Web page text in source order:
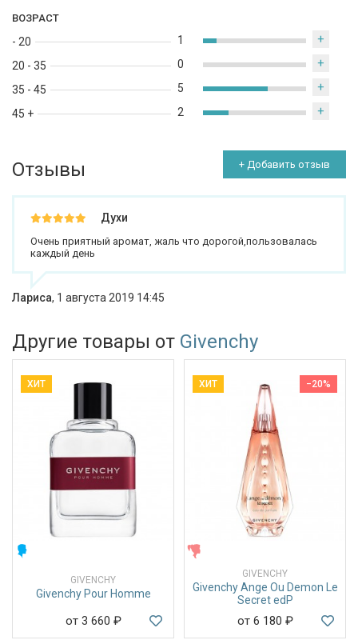
ВОЗРАСТ
- 20
20 - 35
35 - 45
45 +
1 +
0 +
5 +
2 +
Отзывы + Добавить отзыв
Духи
Очень приятный аромат, жаль что дорогой,пользовалась
каждый день
Лариса, 1 августа 2019 14:45
Другие товары от Givenchy
ХИТ
GIVENCHY
Givenchy Pour Homme
от 3 660 ₽
−20%
ХИТ
GIVENCHY
Givenchy Ange Ou Demon Le
Secret edP
от 6 180 ₽